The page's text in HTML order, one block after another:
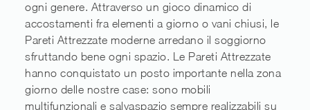
ogni genere. Attraverso un gioco dinamico di
accostamenti fra elementi a giorno o vani chiusi, le
Pareti Attrezzate moderne arredano il soggiorno
sfruttando bene ogni spazio. Le Pareti Attrezzate
hanno conquistato un posto importante nella zona
giorno delle nostre case: sono mobili
multifunzionali e salvaspazio sempre realizzabili su